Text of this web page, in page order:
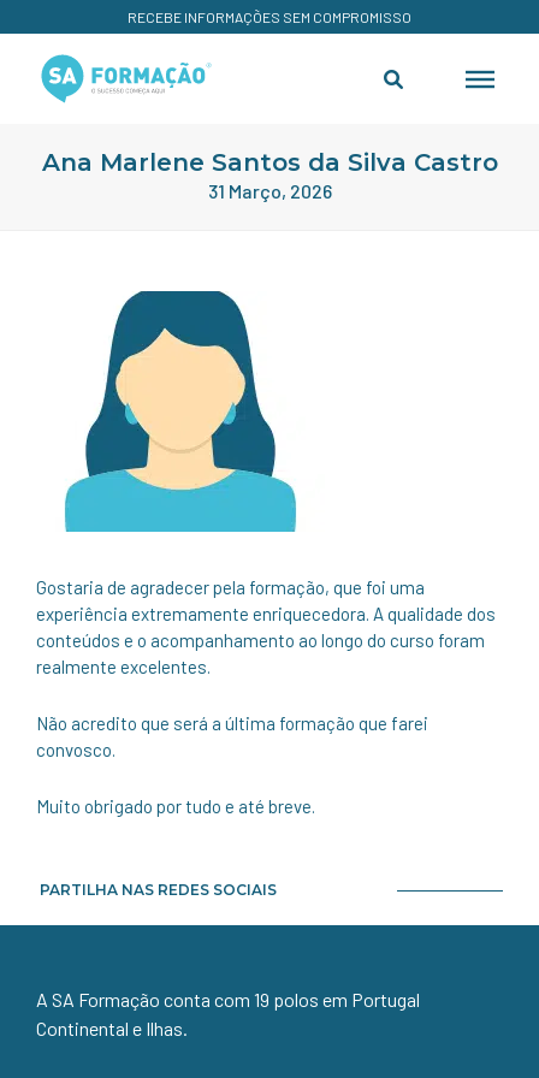
RECEBE INFORMAÇÕES SEM COMPROMISSO
Ana Marlene Santos da Silva Castro
31 Março, 2026
Gostaria de agradecer pela formação, que foi uma
experiência extremamente enriquecedora. A qualidade dos
conteúdos e o acompanhamento ao longo do curso foram
realmente excelentes.
Não acredito que será a última formação que farei
convosco.
Muito obrigado por tudo e até breve.
PARTILHA NAS REDES SOCIAIS
A SA Formação conta com 19 polos em Portugal
Continental e Ilhas.